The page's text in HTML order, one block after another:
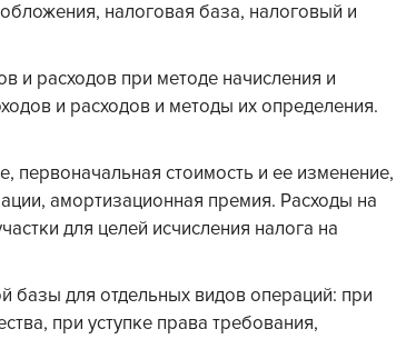
налоговая база, налоговый и
и расходов при методе начисления и
и расходов и методы их определения.
первоначальная стоимость и ее изменение,
амортизационная премия. Расходы на
для целей исчисления налога на
базы для отдельных видов операций: при
при уступке права требования,